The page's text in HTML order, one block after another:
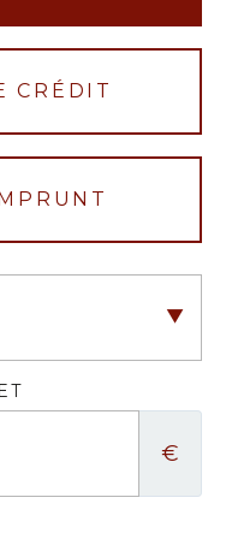
CRÉDIT